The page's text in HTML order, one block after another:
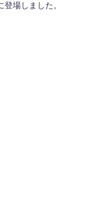
場しました。